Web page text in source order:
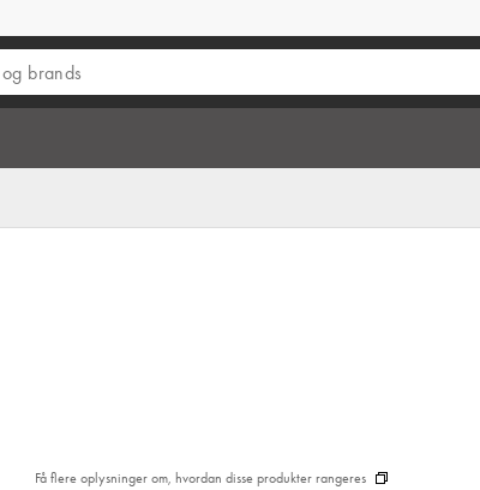
Få flere oplysninger om, hvordan disse produkter rangeres